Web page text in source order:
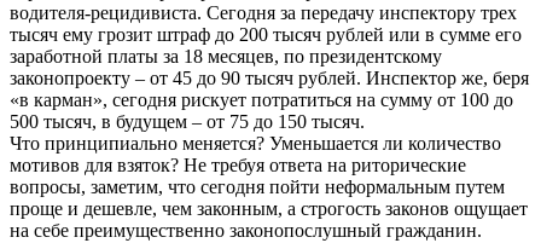
водителя-рецидивиста. Сегодня за передачу инспектору трех
тысяч ему грозит штраф до 200 тысяч рублей или в сумме его
заработной платы за 18 месяцев, по президентскому
законопроекту – от 45 до 90 тысяч рублей. Инспектор же, беря
«в карман», сегодня рискует потратиться на сумму от 100 до
500 тысяч, в будущем – от 75 до 150 тысяч.
Что принципиально меняется? Уменьшается ли количество
мотивов для взяток? Не требуя ответа на риторические
вопросы, заметим, что сегодня пойти неформальным путем
проще и дешевле, чем законным, а строгость законов ощущает
на себе преимущественно законопослушный гражданин.